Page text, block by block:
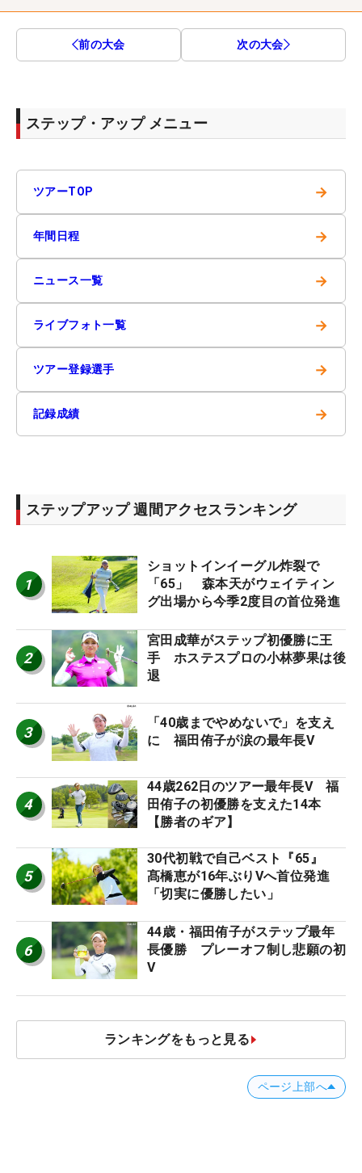
前の大会 次の大会
ステップ・アップ メニュー
ツアーTOP →
年間日程 →
ニュース一覧 →
ライブフォト一覧 →
ツアー登録選手 →
記録成績 →
ステップアップ 週間アクセスランキング
1
ショットインイーグル炸裂で
「65」 森本天がウェイティン
グ出場から今季2度目の首位発進
2
宮田成華がステップ初優勝に王
手 ホステスプロの小林夢果は後
退
3
「40歳までやめないで」を支え
に 福田侑子が涙の最年長V
4
44歳262日のツアー最年長V 福
田侑子の初優勝を支えた14本
【勝者のギア】
5
30代初戦で自己ベスト『65』
髙橋恵が16年ぶりVへ首位発進
「切実に優勝したい」
6
44歳・福田侑子がステップ最年
長優勝 プレーオフ制し悲願の初
V
ランキングをもっと見る
ページ上部へ